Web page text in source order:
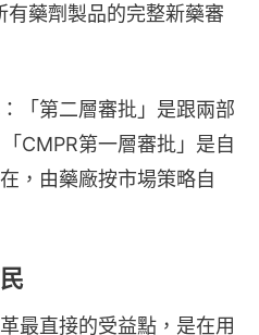
藥劑製品的完整新藥審
「第二層審批」是跟兩部
CMPR第一層審批」是自
，由藥廠按市場策略自
最直接的受益點，是在用